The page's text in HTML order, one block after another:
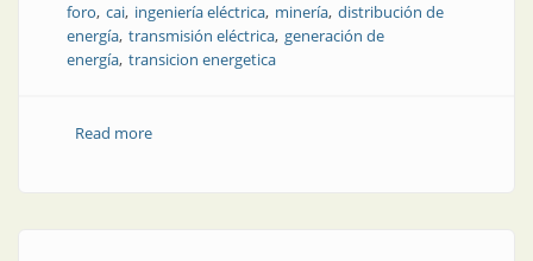
foro cai ingeniería eléctrica minería distribución de
energía transmisión eléctrica generación de
energía transicion energetica
Read moreabout Infraestructura eléctrica y talento: los grandes